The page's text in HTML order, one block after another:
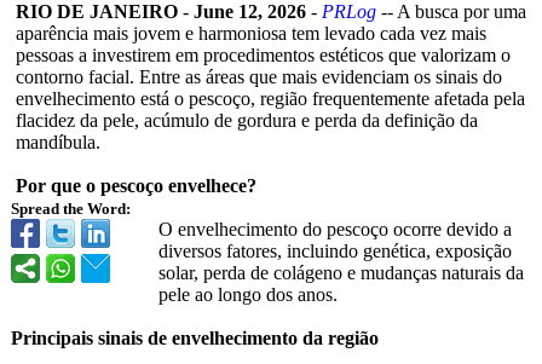
Spread the Word:
RIO DE JANEIRO - June 12, 2026 - PRLog -- A busca por uma
aparência mais jovem e harmoniosa tem levado cada vez mais
pessoas a investirem em procedimentos estéticos que valorizam o
contorno facial. Entre as áreas que mais evidenciam os sinais do
envelhecimento está o pescoço, região frequentemente afetada pela
flacidez da pele, acúmulo de gordura e perda da definição da
mandíbula.
Por que o pescoço envelhece?
O envelhecimento do pescoço ocorre devido a
diversos fatores, incluindo genética, exposição
solar, perda de colágeno e mudanças naturais da
pele ao longo dos anos.
Principais sinais de envelhecimento da região